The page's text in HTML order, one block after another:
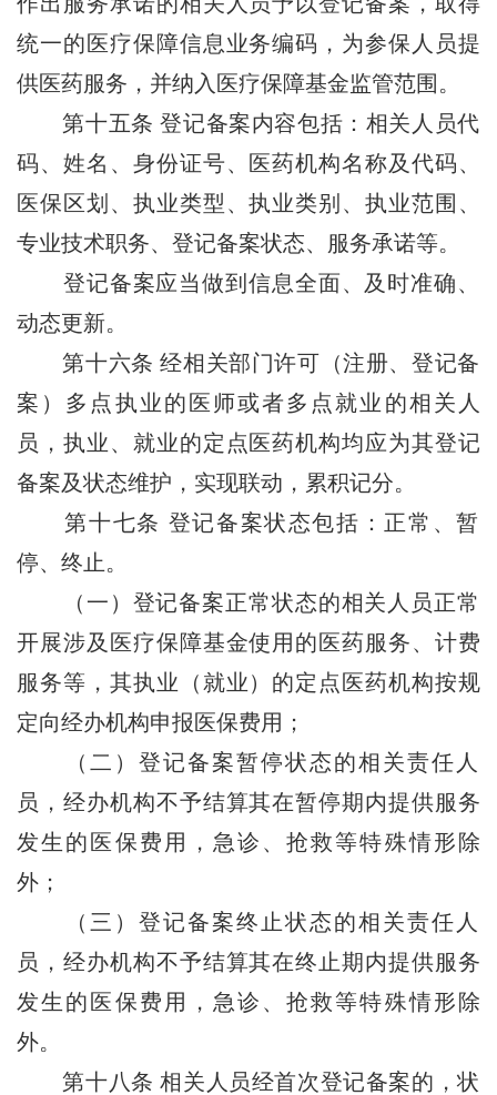
统一的医疗保障信息业务编码，为参保人员提
供医药服务，并纳入医疗保障基金监管范围。
第十五条 登记备案内容包括：相关人员代
码、姓名、身份证号、医药机构名称及代码、
医保区划、执业类型、执业类别、执业范围、
专业技术职务、登记备案状态、服务承诺等。
登记备案应当做到信息全面、及时准确、
动态更新。
第十六条 经相关部门许可（注册、登记备
案）多点执业的医师或者多点就业的相关人
员，执业、就业的定点医药机构均应为其登记
备案及状态维护，实现联动，累积记分。
第十七条 登记备案状态包括：正常、暂
停、终止。
（一）登记备案正常状态的相关人员正常
开展涉及医疗保障基金使用的医药服务、计费
服务等，其执业（就业）的定点医药机构按规
定向经办机构申报医保费用；
（二）登记备案暂停状态的相关责任人
员，经办机构不予结算其在暂停期内提供服务
发生的医保费用，急诊、抢救等特殊情形除
外；
（三）登记备案终止状态的相关责任人
员，经办机构不予结算其在终止期内提供服务
发生的医保费用，急诊、抢救等特殊情形除
外。
第十八条 相关人员经首次登记备案的，状